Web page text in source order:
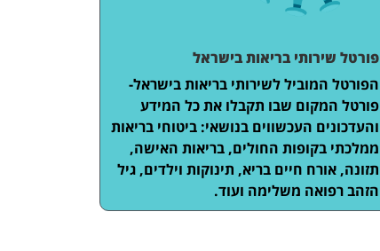
פורטל שירותי בריאות בישראל
הפורטל המוביל לשירותי בריאות בישראל-
פורטל המקום שבו תקבלו את כל המידע
והעדכונים העכשווים בנושאי: ביטוחי בריאות
ממלכתי בקופות החולים, בריאות האישה,
תזונה, אורח חיים בריא, תינוקות וילדים, גיל
הזהב רפואה משלימה ועוד.